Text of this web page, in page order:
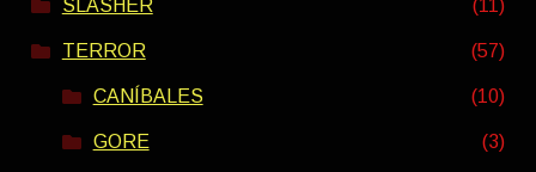
SLASHER (11)
TERROR (57)
CANÍBALES (10)
GORE (3)